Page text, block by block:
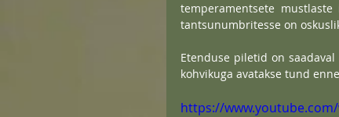
temperamentsete
tantsunumbritesse on
Etenduse piletid on saadaval
kohvikuga avatakse tund
https://www.youtube.com/